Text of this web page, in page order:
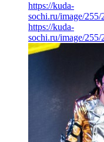
https://kuda-
sochi.ru/image/
https://kuda-
sochi.ru/image/